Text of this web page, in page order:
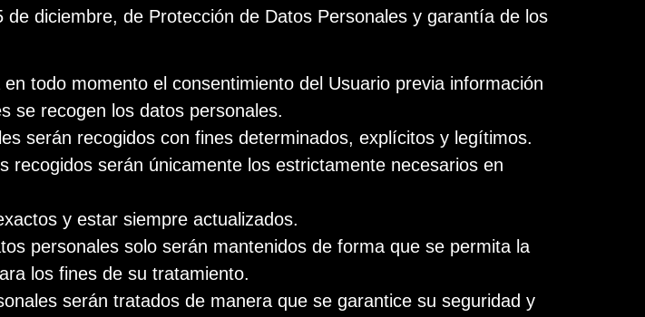
diciembre, de Protección de Datos Personales y garantía de los
todo momento el consentimiento del Usuario previa información
se recogen los datos personales.
serán recogidos con fines determinados, explícitos y legítimos.
recogidos serán únicamente los estrictamente necesarios en
y estar siempre actualizados.
personales solo serán mantenidos de forma que se permita la
los fines de su tratamiento.
serán tratados de manera que se garantice su seguridad y